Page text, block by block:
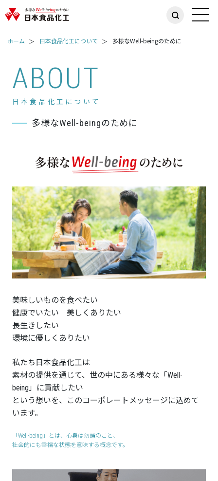
ホーム 日本食品化工について 多様なWell-beingのために
ABOUT
日本食品化工について
多様なWell-beingのために
美味しいものを食べたい
健康でいたい 美しくありたい
長生きしたい
環境に優しくありたい
私たち日本食品化工は
素材の提供を通じて、世の中にある様々な「Well-
being」に貢献したい
という想いを、このコーポレートメッセージに込めて
います。
「Well-being」とは、心身は勿論のこと、
社会的にも幸福な状態を意味する概念です。